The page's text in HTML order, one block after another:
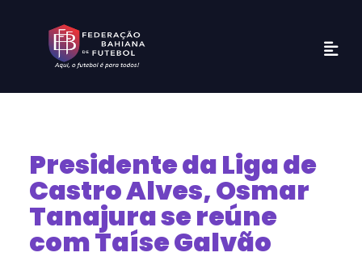
Presidente da Liga de
Castro Alves, Osmar
Tanajura se reúne
com Taíse Galvão